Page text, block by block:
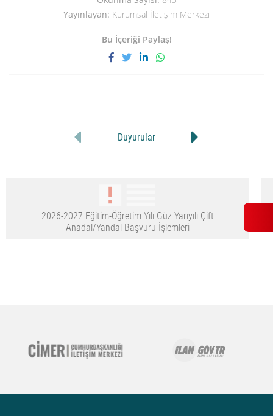
Yayınlayan: Kurumsal İletişim Merkezi
Bu İçeriği Paylaş!
Duyurular
2026-2027 Eğitim-Öğretim Yılı Güz Yarıyılı Çift
Anadal/Yandal Başvuru İşlemleri